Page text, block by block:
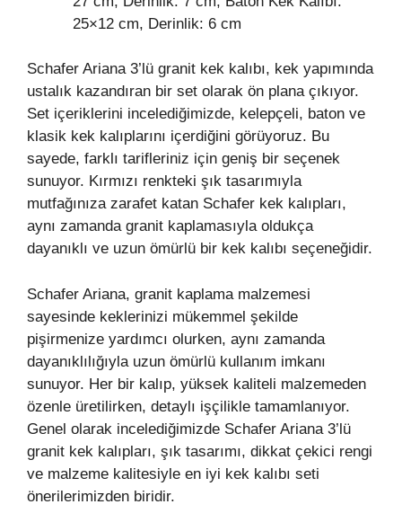
25×12 cm, Derinlik: 6 cm
Schafer Ariana 3’lü granit kek kalıbı, kek yapımında
ustalık kazandıran bir set olarak ön plana çıkıyor.
Set içeriklerini incelediğimizde, kelepçeli, baton ve
klasik kek kalıplarını içerdiğini görüyoruz. Bu
sayede, farklı tarifleriniz için geniş bir seçenek
sunuyor. Kırmızı renkteki şık tasarımıyla
mutfağınıza zarafet katan Schafer kek kalıpları,
aynı zamanda granit kaplamasıyla oldukça
dayanıklı ve uzun ömürlü bir kek kalıbı seçeneğidir.
Schafer Ariana, granit kaplama malzemesi
sayesinde keklerinizi mükemmel şekilde
pişirmenize yardımcı olurken, aynı zamanda
dayanıklılığıyla uzun ömürlü kullanım imkanı
sunuyor. Her bir kalıp, yüksek kaliteli malzemeden
özenle üretilirken, detaylı işçilikle tamamlanıyor.
Genel olarak incelediğimizde Schafer Ariana 3’lü
granit kek kalıpları, şık tasarımı, dikkat çekici rengi
ve malzeme kalitesiyle en iyi kek kalıbı seti
önerilerimizden biridir.